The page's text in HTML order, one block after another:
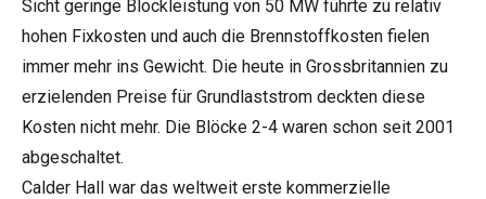
Sicht geringe Blockleistung von 50 MW führte zu relativ
hohen Fixkosten und auch die Brennstoffkosten fielen
immer mehr ins Gewicht. Die heute in Grossbritannien zu
erzielenden Preise für Grundlaststrom deckten diese
Kosten nicht mehr. Die Blöcke 2-4 waren schon seit 2001
abgeschaltet.
Calder Hall war das weltweit erste kommerzielle